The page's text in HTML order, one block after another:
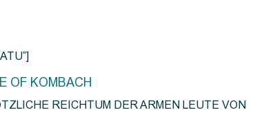
OF KOMBACH
REICHTUM DER ARMEN LEUTE VON